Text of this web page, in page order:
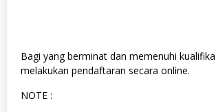
Bagi yang berminat dan memenuhi
melakukan pendaftaran secara online.
NOTE :